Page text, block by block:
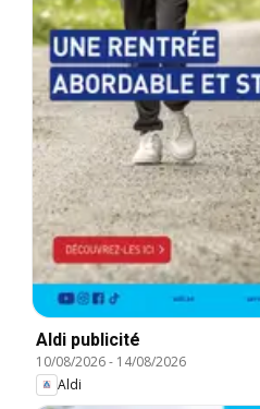
Aldi publicité
10/08/2026- 14/08/2026
Aldi